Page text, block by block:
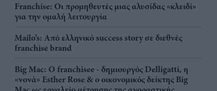
Franchise: Οι προμηθευτές μιας αλυσίδας «κλειδί»
για την ομαλή λειτουργία
Mailo’s: Από ελληνικό success story σε διεθνές
franchise brand
Big Mac: Ο franchisee - δημιουργός Delligatti, η
«νονά» Esther Rose & ο οικονομικός δείκτης Big